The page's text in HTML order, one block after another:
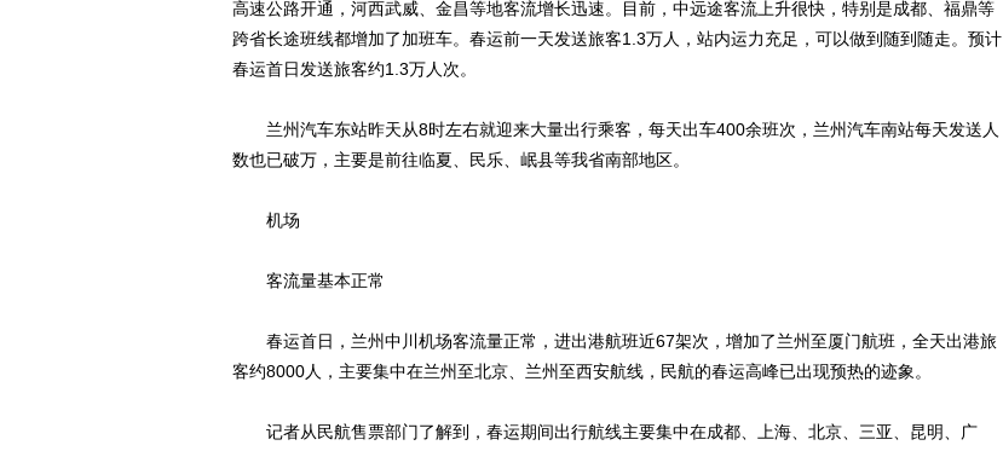
高速公路开通，河西武威、金昌等地客流增长迅速。目前，中远途客流上升很快，特别是成都、福鼎等
跨省长途班线都增加了加班车。春运前一天发送旅客1.3万人，站内运力充足，可以做到随到随走。预计
春运首日发送旅客约1.3万人次。
兰州汽车东站昨天从8时左右就迎来大量出行乘客，每天出车400余班次，兰州汽车南站每天发送人
数也已破万，主要是前往临夏、民乐、岷县等我省南部地区。
机场
客流量基本正常
春运首日，兰州中川机场客流量正常，进出港航班近67架次，增加了兰州至厦门航班，全天出港旅
客约8000人，主要集中在兰州至北京、兰州至西安航线，民航的春运高峰已出现预热的迹象。
记者从民航售票部门了解到，春运期间出行航线主要集中在成都、上海、北京、三亚、昆明、广